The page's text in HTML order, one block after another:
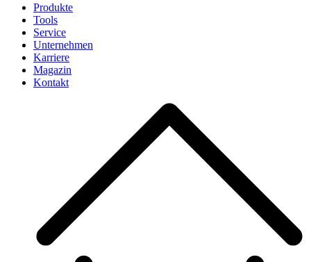
Produkte
Tools
Service
Unternehmen
Karriere
Magazin
Kontakt